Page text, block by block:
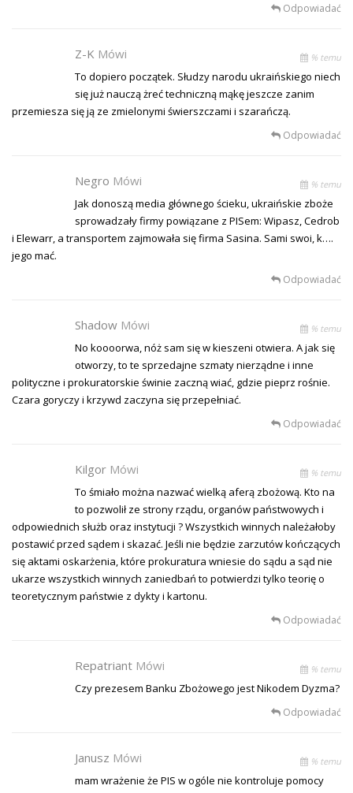
Odpowiadać
Z-K Mówi % temu
To dopiero początek. Słudzy narodu ukraińskiego niech
się już nauczą żreć techniczną mąkę jeszcze zanim
przemiesza się ją ze zmielonymi świerszczami i szarańczą.
Odpowiadać
Negro Mówi % temu
Jak donoszą media głównego ścieku, ukraińskie zboże
sprowadzały firmy powiązane z PISem: Wipasz, Cedrob
i Elewarr, a transportem zajmowała się firma Sasina. Sami swoi, k….
jego mać.
Odpowiadać
Shadow Mówi % temu
No koooorwa, nóż sam się w kieszeni otwiera. A jak się
otworzy, to te sprzedajne szmaty nierządne i inne
polityczne i prokuratorskie świnie zaczną wiać, gdzie pieprz rośnie.
Czara goryczy i krzywd zaczyna się przepełniać.
Odpowiadać
Kilgor Mówi % temu
To śmiało można nazwać wielką aferą zbożową. Kto na
to pozwolił ze strony rządu, organów państwowych i
odpowiednich służb oraz instytucji ? Wszystkich winnych należałoby
postawić przed sądem i skazać. Jeśli nie będzie zarzutów kończących
się aktami oskarżenia, które prokuratura wniesie do sądu a sąd nie
ukarze wszystkich winnych zaniedbań to potwierdzi tylko teorię o
teoretycznym państwie z dykty i kartonu.
Odpowiadać
Repatriant Mówi % temu
Czy prezesem Banku Zbożowego jest Nikodem Dyzma?
Odpowiadać
Janusz Mówi % temu
mam wrażenie że PIS w ogóle nie kontroluje pomocy